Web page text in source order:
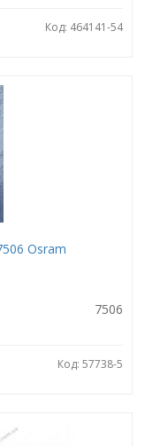
Код: 464141-54
Osram
7506
Код: 57738-5